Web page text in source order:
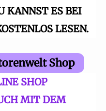
KANNST ES BEI
LESEN.
Shop
SHOP
MIT DEM